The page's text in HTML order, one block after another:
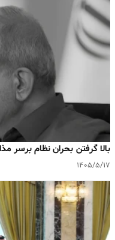
بالا گرفتن بحران نظام برسر
۱۴۰۵/۵/۱۷